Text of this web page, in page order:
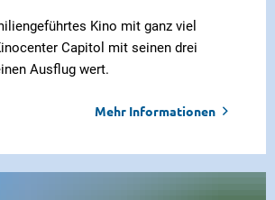
Kino mit ganz viel
Capitol mit seinen drei
Ausflug wert.
Mehr Informationen